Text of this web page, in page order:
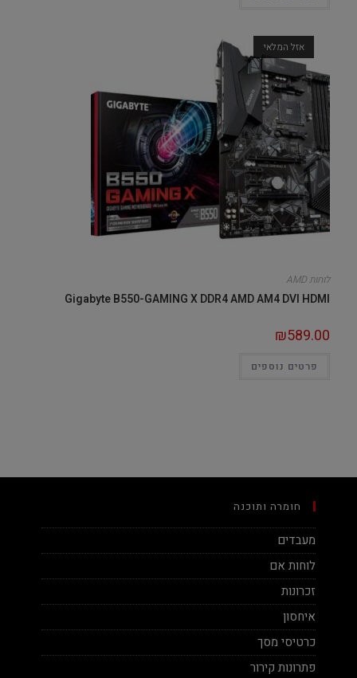
אזל המלאי
לוחות AMD
Gigabyte B550-GAMING X DDR4 AMD AM4 DVI HDMI
₪589.00
פרטים נוספים
חומרה ותוכנה
מעבדים
לוחות אם
זכרונות
איחסון
כרטיסי מסך
פתרונות קירור